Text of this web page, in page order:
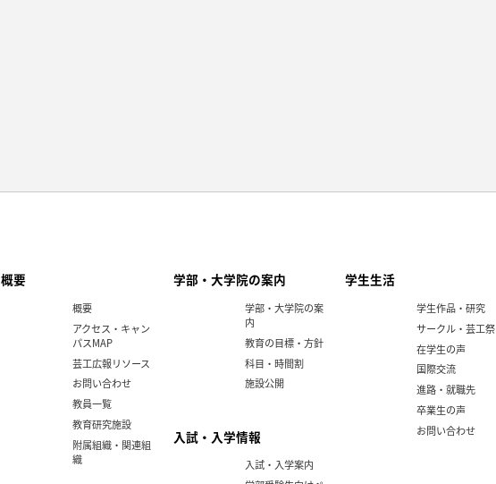
概要
概要
アクセス・キャン
パスMAP
芸工広報リソース
お問い合わせ
教員一覧
教育研究施設
附属組織・関連組
織
学部・大学院の案内
学部・大学院の案
内
教育の目標・方針
科目・時間割
施設公開
入試・入学情報
入試・入学案内
学生生活
学生作品・研究
サークル・芸工祭
在学生の声
国際交流
進路・就職先
卒業生の声
お問い合わせ